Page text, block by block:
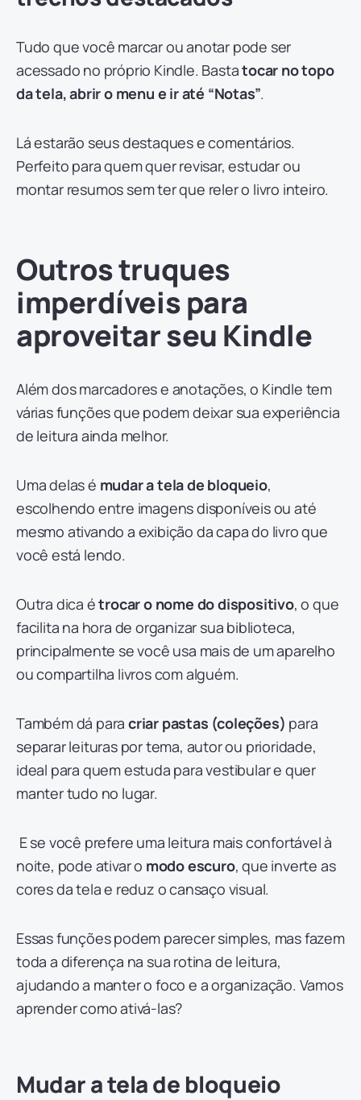
Tudo que você marcar ou anotar pode ser
acessado no próprio Kindle. Bastatocar no topo
da tela, abrir o menu e ir até “Notas”.
Lá estarão seus destaques e comentários.
Perfeito para quem quer revisar, estudar ou
montar resumos sem ter que reler o livro inteiro.
Outros truques
imperdíveis para
aproveitar seu Kindle
Além dos marcadores e anotações, o Kindle tem
várias funções que podem deixar sua experiência
de leitura ainda melhor.
Uma delas é mudar a tela de bloqueio,
escolhendo entre imagens disponíveis ou até
mesmo ativando a exibição da capa do livro que
você está lendo.
Outra dica étrocar o nome do dispositivo, o que
facilita na hora de organizar sua biblioteca,
principalmente se você usa mais de um aparelho
ou compartilha livros com alguém.
Também dá para criar pastas (coleções) para
separar leituras por tema, autor ou prioridade,
ideal para quem estuda para vestibular e quer
manter tudo no lugar.
E se você prefere uma leitura mais confortável à
noite, pode ativar o modo escuro, que inverte as
cores da tela e reduz o cansaço visual.
Essas funções podem parecer simples, mas fazem
toda a diferença na sua rotina de leitura,
ajudando a manter o foco e a organização. Vamos
aprender como ativá-las?
Mudar a tela de bloqueio